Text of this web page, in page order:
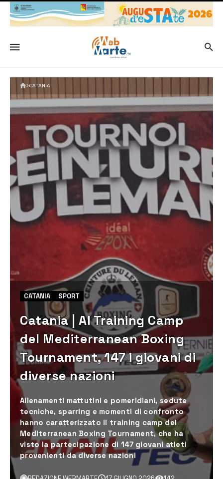
CATANIA
CATANIA SPORT
Catania | Al Training Camp
del Mediterranean Boxing
Tournament, 147 i giovani di
diverse nazioni
Allenamenti mattutini e pomeridiani, sedute
tecniche, sparring e momenti di confronto
hanno caratterizzato il training camp del
Mediterranean Boxing Tournament, che ha
visto la partecipazione di 147 giovani atleti
provenienti da diverse nazioni